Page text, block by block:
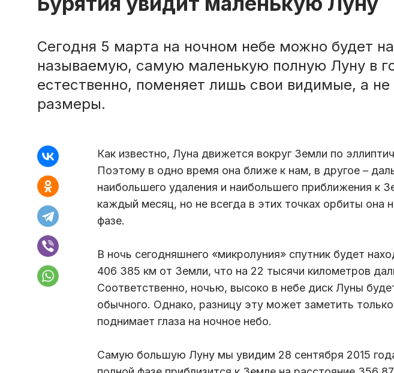
Сегодня 5 марта на ночном небе можно будет
называемую, самую маленькую полную Луну в
естественно, поменяет лишь свои видимые, а
размеры.
Как известно, Луна движется вокруг Земли по
Поэтому в одно время она ближе к нам, в другое –
наибольшего удаления и наибольшего приближения к
каждый месяц, но не всегда в этих точках орбиты она
фазе.
В ночь сегодняшнего «микролуния» спутник будет
406 385 км от Земли, что на 22 тысячи километров
Соответственно, ночью, высоко в небе диск Луны
обычного. Однако, разницу эту может заметить
поднимает глаза на ночное небо.
Самую большую Луну мы увидим 28 сентября 2015